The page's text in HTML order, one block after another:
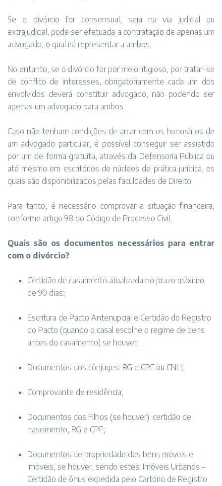
Se o divórcio for consensual, seja na via judicial ou
extrajudicial, pode ser efetuada a contratação de apenas um
advogado, o qual irá representar a ambos.
No entanto, se o divórcio for por meio litigioso, por tratar-se
de conflito de interesses, obrigatoriamente cada um dos
envolvidos deverá constituir advogado, não podendo ser
apenas um advogado para ambos.
Caso não tenham condições de arcar com os honorários de
um advogado particular, é possível conseguir ser assistido
por um de forma gratuita, através da Defensoria Pública ou
até mesmo em escritórios de núcleos de prática jurídica, os
quais são disponibilizados pelas faculdades de Direito.
Para tanto, é necessário comprovar a situação financeira,
conforme artigo 98 do Código de Processo Civil.
Quais são os documentos necessários para entrar
com o divórcio?
Certidão de casamento atualizada no prazo máximo
de 90 dias;
Escritura de Pacto Antenupcial e Certidão do Registro
do Pacto (quando o casal escolhe o regime de bens
antes do casamento) se houver;
Documentos dos cônjuges: RG e CPF ou CNH;
Comprovante de residência;
Documentos dos Filhos (se houver): certidão de
nascimento, RG e CPF;
Documentos de propriedade dos bens móveis e
imóveis, se houver, sendo estes: Imóveis Urbanos –
Certidão de ônus expedida pelo Cartório de Registro